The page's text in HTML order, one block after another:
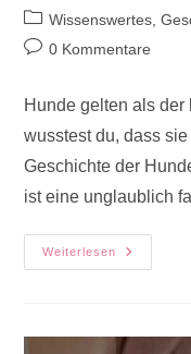
Autor:
Beitrags-
Kategorie:
Wissenswertes,
Beitrags-
0 Kommentare
Hunde gelten als
wusstest du, dass
Geschichte der
ist eine unglaublich
Weiterlesen
Evolution
Der
Überblick